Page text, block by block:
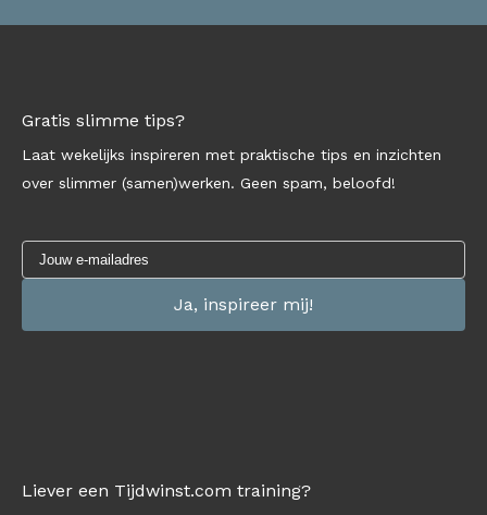
Gratis slimme tips?
Laat wekelijks inspireren met praktische tips en inzichten
over slimmer (samen)werken. Geen spam, beloofd!
Liever een Tijdwinst.com training?